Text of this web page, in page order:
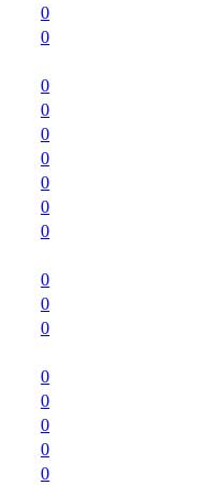
0
0
0
0
0
0
0
0
0
0
0
0
0
0
0
0
0